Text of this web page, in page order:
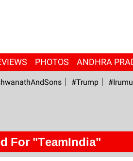
PHOTOS ANDHRA
#Trump
For "TeamIndia"